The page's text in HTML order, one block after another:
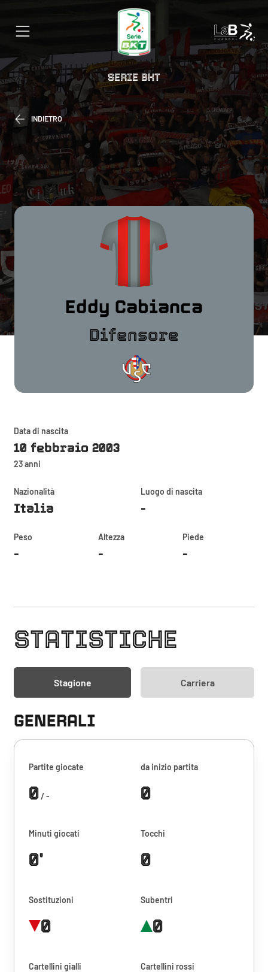
SERIE BKT
INDIETRO
Eddy Cabianca
Difensore
Data di nascita
10 febbraio 2003
23 anni
Nazionalità
Italia
Luogo di nascita
-
Peso
-
Altezza
-
Piede
-
STATISTICHE
Stagione Carriera
GENERALI
Partite giocate
0/ -
da inizio partita
0
Minuti giocati
0'
Tocchi
0
Sostituzioni
0
Subentri
0
Cartellini gialli Cartellini rossi